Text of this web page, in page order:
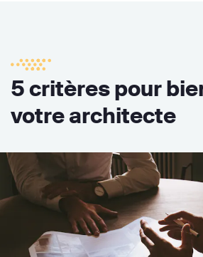
5 critères pour
votre architecte